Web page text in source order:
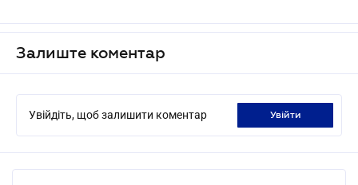
Залиште коментар
Увійдіть, щоб залишити коментар увійти